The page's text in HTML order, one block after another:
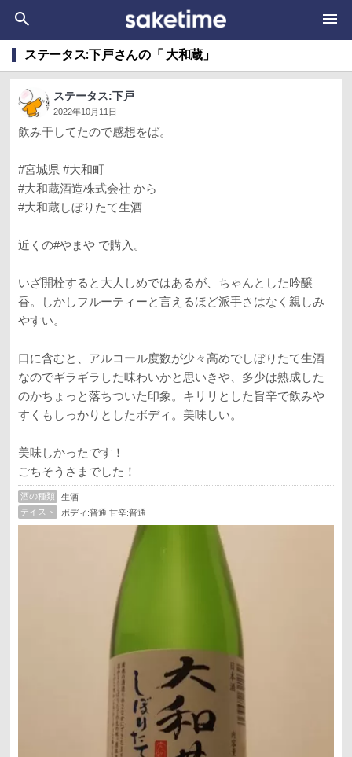
ステータス:下戸さんの「 大和蔵」
ステータス:下戸
2022年10月11日
飲み干してたので感想をば。
#宮城県 #大和町
#大和蔵酒造株式会社 から
#大和蔵しぼりたて生酒
近くの#やまや で購入。
いざ開栓すると大人しめではあるが、ちゃんとした吟醸
香。しかしフルーティーと言えるほど派手さはなく親しみ
やすい。
口に含むと、アルコール度数が少々高めでしぼりたて生酒
なのでギラギラした味わいかと思いきや、多少は熟成した
のかちょっと落ちついた印象。キリリとした旨辛で飲みや
すくもしっかりとしたボディ。美味しい。
美味しかったです！
ごちそうさまでした！
酒の種類
生酒
テイスト
ボディ:普通 甘辛:普通